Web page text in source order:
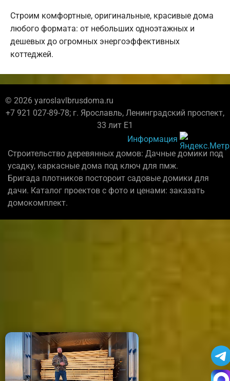
Строим комфортные, оригинальные, красивые дома
любого формата: от небольших одноэтажных и
дешевых до огромных энергоэффективных
коттеджей.
© 2026 yaroslavlbrusdoma.ru
+7 921 027-89-78; г. Ярославль, Ленинградский проспект,
33 лит Е1
Информация
Строительство деревянных домов: Дачные домики под
усадку, каркасные дома под ключ для пмж.
Бригада плотников постороит садовые домики для
дачи. Каталог проектов с фото и ценами: заказать
домокомплект.